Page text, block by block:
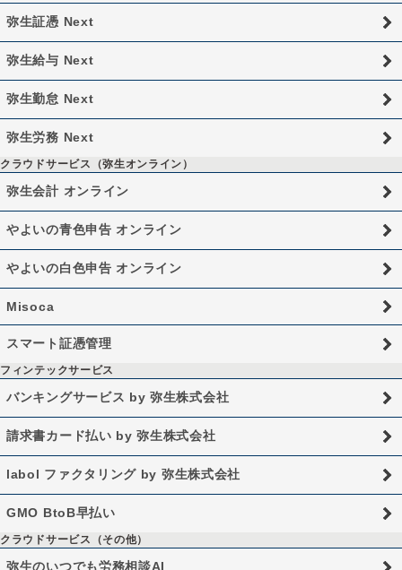
弥生証憑 Next
弥生給与 Next
弥生勤怠 Next
弥生労務 Next
クラウドサービス（弥生オンライン）
弥生会計 オンライン
やよいの青色申告 オンライン
やよいの白色申告 オンライン
Misoca
スマート証憑管理
フィンテックサービス
バンキングサービス by 弥生株式会社
請求書カード払い by 弥生株式会社
labol ファクタリング by 弥生株式会社
GMO BtoB早払い
クラウドサービス（その他）
弥生のいつでも労務相談AI